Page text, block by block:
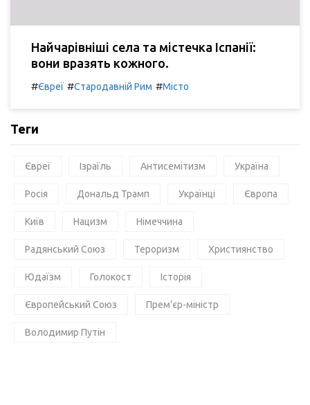
Найчарівніші села та містечка Іспанії:
вони вразять кожного.
#Євреї #Стародавній Рим #Місто
Теги
Євреї Ізраїль Антисемітизм Україна
Росія Дональд Трамп Українці Європа
Київ Нацизм Німеччина
Радянський Союз Тероризм Християнство
Юдаїзм Голокост Історія
Європейський Союз Прем'єр-міністр
Володимир Путін